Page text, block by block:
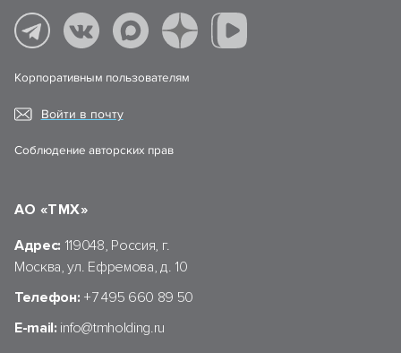
Корпоративным пользователям
Войти в почту
Соблюдение авторских прав
АО «ТМХ»
Адрес: 119048, Россия, г.
Москва, ул. Ефремова, д. 10
Телефон: +7 495 660 89 50
E-mail: info@tmholding.ru